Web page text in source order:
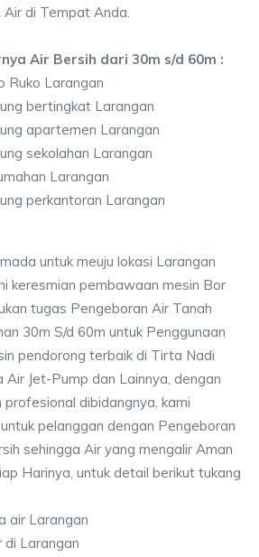
di Tempat Anda.
Air Bersih dari 30m s/d 60m :
Ruko Larangan
bertingkat Larangan
apartemen Larangan
sekolahan Larangan
Larangan
perkantoran Larangan
untuk meuju lokasi Larangan
keresmian pembawaan mesin Bor
tugas Pengeboran Air Tanah
30m S/d 60m untuk Penggunaan
pendorong terbaik di Tirta Nadi
Jet-Pump dan Lainnya, dengan
profesional dibidangnya, kami
pelanggan dengan Pengeboran
sehingga Air yang mengalir Aman
Harinya, untuk detail berikut tukang
air Larangan
di Larangan